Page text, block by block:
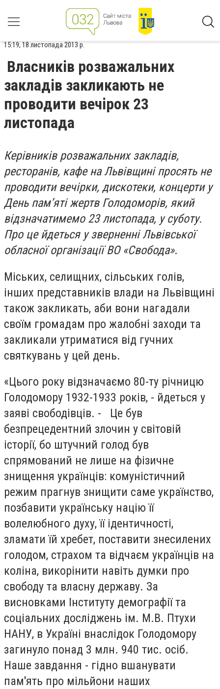
15:19, 18 листопада 2013 р.
Власників розважальних
закладів закликають не
проводити вечірок 23
листопада
Керівників розважальних закладів,
ресторанів, кафе на Львівщині просять не
проводити вечірки, дискотеки, концерти у
День пам’яті жертв Голодоморів, який
відзначатимемо 23 листопада, у суботу.
Про це йдеться у зверненні Львівської
обласної організації ВО «Свобода».
Міських, селищних, сільських голів,
інших представників влади на Львівщині
також закликать, аби вони нагадали
своїм громадам про жалобні заходи та
закликали утриматися від гучних
святкувань у цей день.
«Цього року відзначаємо 80-ту річницю
Голодомору 1932-1933 років, - йдеться у
заяві свободівців. - Це був
безпрецедентний злочин у світовій
історії, бо штучний голод був
спрямований не лише на фізичне
знищення українців: комуністичний
режим прагнув знищити саме українство,
позбавити українську націю її
волелюбного духу, її ідентичності,
зламати їй хребет, поставити знесилених
голодом, страхом та відчаєм українців на
коліна, викорінити навіть думки про
свободу та власну державу. За
висновками Інституту демографії та
соціальних досліджень ім. М.В. Птухи
НАНУ, в Україні внаслідок Голодомору
загинуло понад 3 млн. 940 тис. осіб.
Наше завдання - гідно вшанувати
пам'ять про мільйони наших